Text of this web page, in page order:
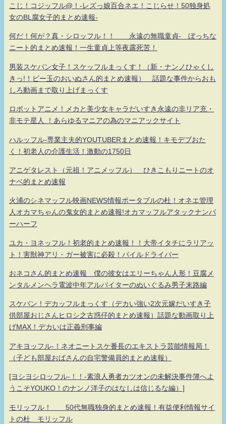
こじ！コジッフル@！-レズっ娘百合ネエ！こじらせ！50独身処
女のBL腐女子的まとめ速報-
何だ！何が？真・シロッフル！！ 永遠の無職童貞- ぼっちな
ニート的まとめ速報！一生童貞上等夜露死苦！
男装スケバン女子！スケッフルまっくす！（新・ナンノひゃくし
きっ!！ビー玉のおいぬさん的まとめ速報） 話題な事件からおも
しろ動画まで取り上げまっくす
ロボットアニメ！メカと美少女キャラだいすき永遠の非リア充・
非モテ星人 ！あらゆるマニアの為のマニアックサイト
ハルッフル-専業主夫的YOUTUBERまとめ速報！キモデブおた
く！初老人の介護生活！激動の1750日
アニゲタレスト（元祖！アニメッフル） ひきこもりニートのオ
ナベ的まとめ速報
火浦のシネマッフル映画NEWS情報ポータブルの杜！オネエ管理
人オカマちゃんの鬼女的まとめ速報!オカマッフルアタックナンバ
ーハーフ
ユカ・ヨネッフル！初老的まとめ速報！！大帝イタチにラリアッ
ト！害獣神アリ・ガー被害に必殺！パイルドライバー
おネコさん的まとめ速報 僕の彼女はエリーちゃん人形！豆腐メ
ンタルメンヘラ電波中年アルバイターのぬいぐるみ男子末路編
スケバン！デカッフルまっくす（デカい強い2次元嫁だいすき子
供部屋おじさんヒロシ之古惑仔的まとめ速報）話題な動画取り上
げMAX！デカいは正義刑事編
アキヨッフル-！ネオニートスケ番長のエキストラ芸能情報局！
（子ども部屋おばさんの自宅警備員的まとめ速報）
[ヨシヨシロッフル-！！-素浪人勇者カツオンの未解決事件簿へよ
うこそYOUKO！のナンノ洋子のはなしは信じるな編）]
モリッフル！ 50代無職独身的まとめ速報！有益便利情報サイ
トの杜 モリッフル